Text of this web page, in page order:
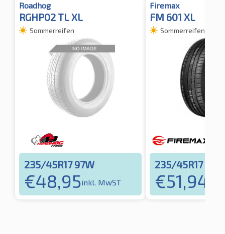
Roadhog
RGHP02 TL XL
Sommerreifen
235/45R17 97W
€48,95inkl. MwST
Firemax
FM 601 XL
Sommerreifen
235/45R17 97W
€51,94